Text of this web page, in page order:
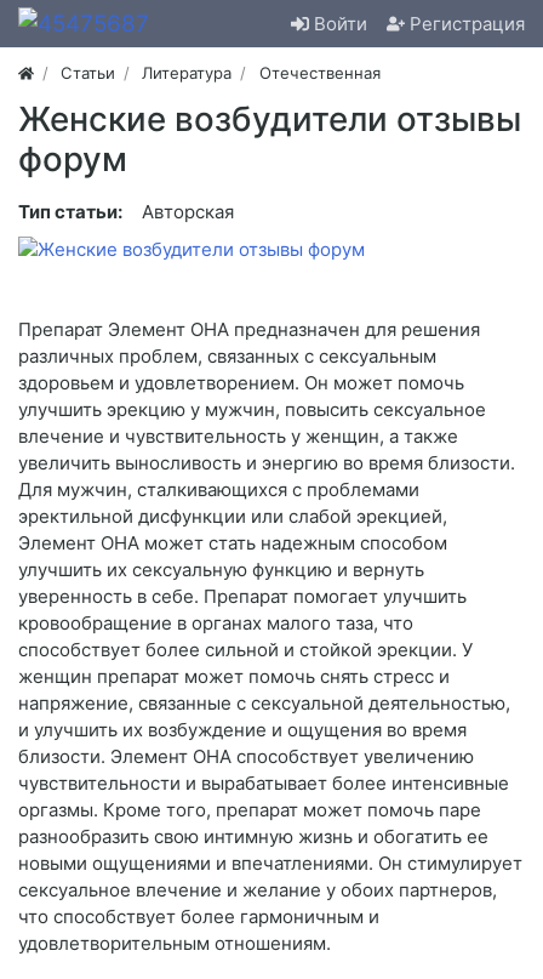
Войти Регистрация
Статьи Литература Отечественная
Женские возбудители отзывы
форум
Тип статьи: Авторская
Препарат Элемент ОНА предназначен для решения
различных проблем, связанных с сексуальным
здоровьем и удовлетворением. Он может помочь
улучшить эрекцию у мужчин, повысить сексуальное
влечение и чувствительность у женщин, а также
увеличить выносливость и энергию во время близости.
Для мужчин, сталкивающихся с проблемами
эректильной дисфункции или слабой эрекцией,
Элемент ОНА может стать надежным способом
улучшить их сексуальную функцию и вернуть
уверенность в себе. Препарат помогает улучшить
кровообращение в органах малого таза, что
способствует более сильной и стойкой эрекции. У
женщин препарат может помочь снять стресс и
напряжение, связанные с сексуальной деятельностью,
и улучшить их возбуждение и ощущения во время
близости. Элемент ОНА способствует увеличению
чувствительности и вырабатывает более интенсивные
оргазмы. Кроме того, препарат может помочь паре
разнообразить свою интимную жизнь и обогатить ее
новыми ощущениями и впечатлениями. Он стимулирует
сексуальное влечение и желание у обоих партнеров,
что способствует более гармоничным и
удовлетворительным отношениям.